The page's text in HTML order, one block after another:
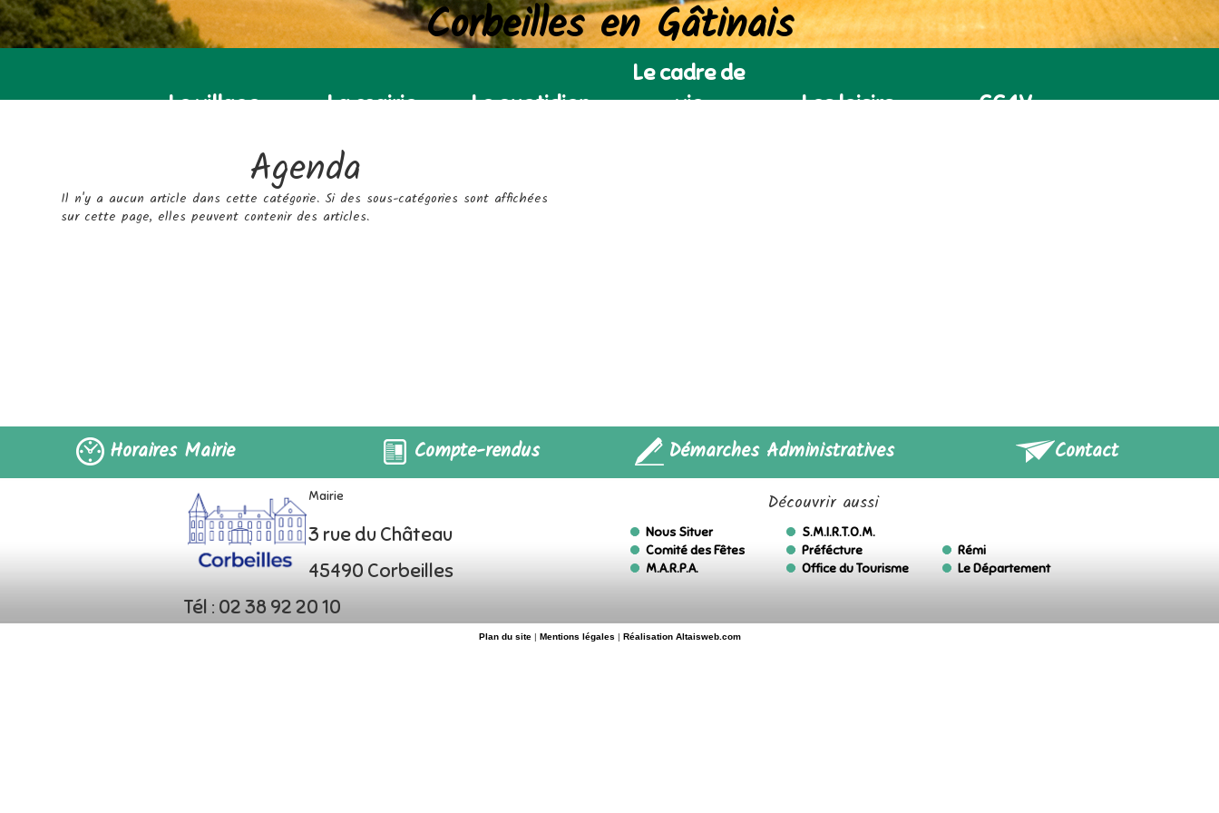
Corbeilles en Gâtinais
Le village La mairie Le quotidien
Le cadre de
vie
Les loisirs CC4V
Agenda
Il n'y a aucun article dans cette catégorie. Si des sous-catégories sont affichées
sur cette page, elles peuvent contenir des articles.
Horaires Mairie Compte-rendus Démarches Administratives Contact
Mairie
3 rue du Château
45490 Corbeilles
Tél : 02 38 92 20 10
Découvrir aussi
Nous Situer
Comité des Fêtes
M.A.R.P.A.
S.M.I.R.T.O.M.
Préfécture
Office du Tourisme
Rémi
Le Département
Plan du site| Mentions légales | Réalisation Altaisweb.com